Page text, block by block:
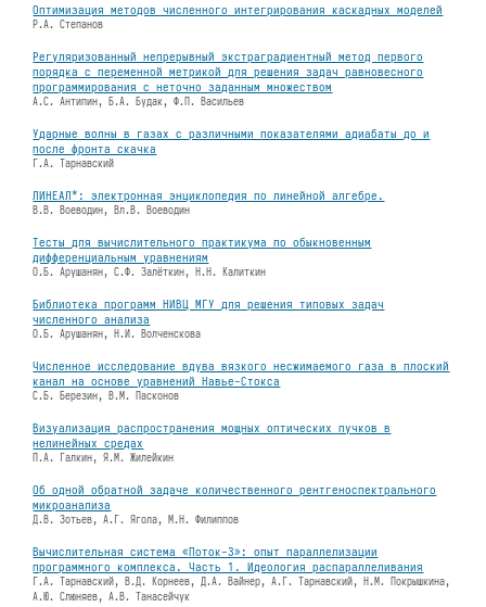
Оптимизация методов численного интегрирования каскадных моделей
Р.А. Степанов
Регуляризованный непрерывный экстраградиентный метод первого
порядка с переменной метрикой для решения задач равновесного
программирования с неточно заданным множеством
А.С. Антипин, Б.А. Будак, Ф.П. Васильев
Ударные волны в газах с различными показателями адиабаты до и
после фронта скачка
Г.А. Тарнавский
ЛИНЕАЛ*: электронная энциклопедия по линейной алгебре.
В.В. Воеводин, Вл.В. Воеводин
Тесты для вычислительного практикума по обыкновенным
дифференциальным уравнениям
О.Б. Арушанян, С.Ф. Залëткин, Н.Н. Калиткин
Библиотека программ НИВЦ МГУ для решения типовых задач
численного анализа
О.Б. Арушанян, Н.И. Волченскова
Численное исследование вдува вязкого несжимаемого газа в плоский
канал на основе уравнений Навье-Стокса
C.Б. Березин, В.М. Пасконов
Визуализация распространения мощных оптических пучков в
нелинейных средах
П.А. Галкин, Я.М. Жилейкин
Об одной обратной задаче количественного рентгеноспектрального
микроанализа
Д.В. Зотьев, А.Г. Ягола, М.Н. Филиппов
Вычислительная система «Поток-3»: опыт параллелизации
программного комплекса. Часть 1. Идеология распараллеливания
Г.А. Тарнавский, В.Д. Корнеев, Д.А. Вайнер, А.Г. Тарнавский, Н.М. Покрышкина,
А.Ю. Слюняев, А.В. Танасейчук